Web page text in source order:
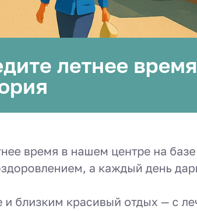
летнее
время в нашем центре на
а каждый день
и близким красивый отдых — с